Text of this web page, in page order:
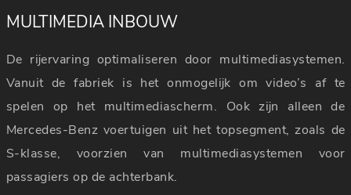
MULTIMEDIA INBOUW
De rijervaring optimaliseren door multimediasystemen.
Vanuit de fabriek is het onmogelijk om video’s af te
spelen op het multimediascherm. Ook zijn alleen de
Mercedes-Benz voertuigen uit het topsegment, zoals de
S-klasse, voorzien van multimediasystemen voor
passagiers op de achterbank.